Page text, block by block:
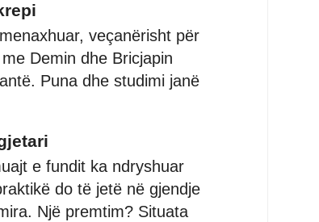
veçanërisht për
Demin dhe Bricjapin
Puna dhe studimi janë
e fundit ka ndryshuar
do të jetë në gjendje
Një premtim? Situata